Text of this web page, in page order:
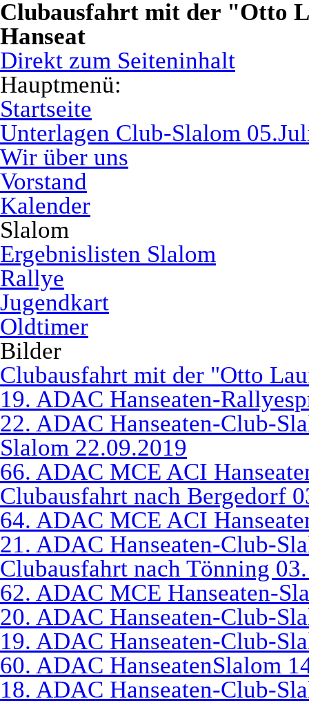
Clubausfahrt mit der "Otto
Hanseat
Direkt zum Seiteninhalt
Hauptmenü:
Startseite
Unterlagen Club-Slalom
Wir über uns
Vorstand
Kalender
Slalom
Ergebnislisten Slalom
Rallye
Jugendkart
Oldtimer
Bilder
Clubausfahrt mit der "Otto
19. ADAC Hanseaten-
22. ADAC Hanseaten-Club-
Slalom 22.09.2019
66. ADAC MCE ACI
Clubausfahrt nach Bergedorf
64. ADAC MCE ACI
21. ADAC Hanseaten-Club-
Clubausfahrt nach Tönning
62. ADAC MCE Hanseaten-
20. ADAC Hanseaten-Club-
19. ADAC Hanseaten-Club-
60. ADAC HanseatenSlalom
18. ADAC Hanseaten-Club-